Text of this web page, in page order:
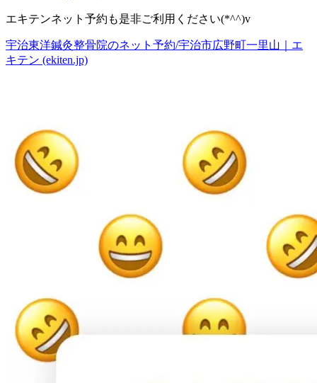
エキテンネット予約も是非ご利用ください(*^^)v
宇治東洋鍼灸整骨院のネット予約/宇治市広野町一里山｜エ
キテン (ekiten.jp)